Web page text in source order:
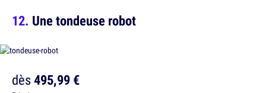
Une tondeuse robot
dès495,99 €